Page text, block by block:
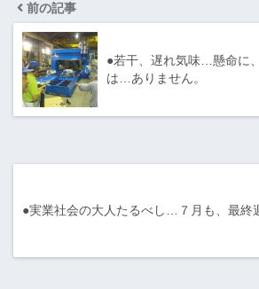
前の記事
●若干、遅れ気味…懸命に
は…ありません。
●実業社会の大人たるべし…７月も、最終